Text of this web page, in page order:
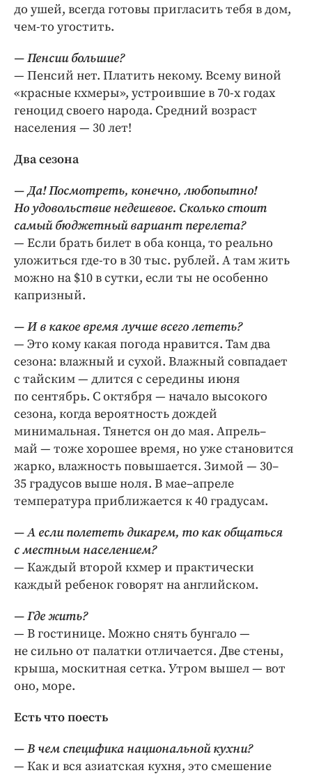
до ушей, всег­да готовы пригласить тебя в дом,
чем-то угостить.
— Пенсии большие?
— Пенсий нет. Платить некому. Всему виной
«красные кхмеры», устроившие в 70‑х годах
геноцид своего народа. Средний возраст
населения — 30 лет!
Два сезона
— Да! Посмотреть, конечно, любопытно!
Но удовольствие недешевое. Сколько стоит
самый бюджетный вариант перелета?
— Если брать билет в оба конца, то реально
уложиться где-то в 30 тыс. рублей. А там жить
можно на $10 в сутки, если ты не особенно
капризный.
— И в какое время лучше всего лететь?
— Это кому какая погода нравится. Там два
сезона: влажный и сухой. Влажный совпадает
с тайским — длится с середины июня
по сентябрь. С октября — начало высокого
сезона, когда вероятность дождей
минимальная. Тянется он до мая. Апрель–
май — тоже хорошее время, но уже становится
жарко, влажность повышается. Зимой — 30–
35 градусов выше ноля. В мае–апреле
температура приближается к 40 градусам.
— А если полететь дикарем, то как общаться
с местным населением?
— Каждый второй кхмер и практически
каждый ребенок говорят на английском.
— Где жить?
— В гостинице. Можно снять бунгало —
не сильно от палатки отличается. Две стены,
крыша, москитная сетка. Утром вышел — вот
оно, море.
Есть что поесть
— В чем специфика национальной кухни?
— Как и вся азиатская кухня, это смешение